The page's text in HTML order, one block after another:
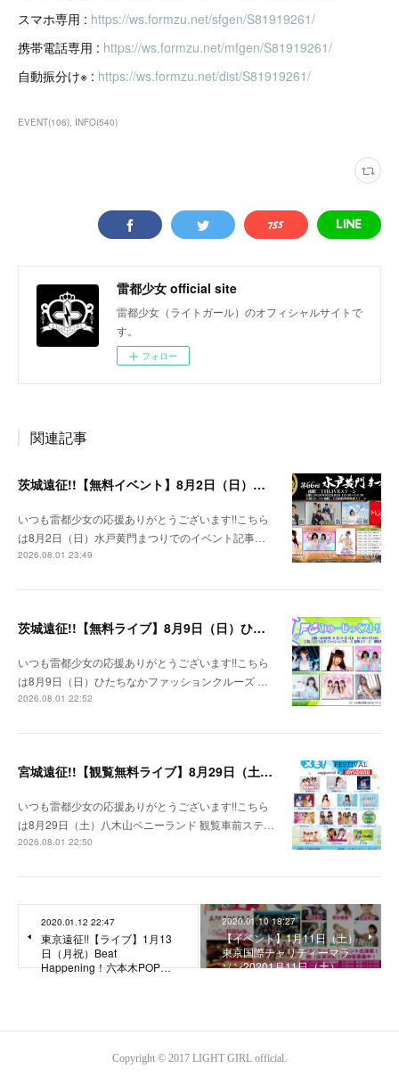
スマホ専用 : https://ws.formzu.net/sfgen/S81919261/
携帯電話専用 : https://ws.formzu.net/mfgen/S81919261/
自動振分け※ : https://ws.formzu.net/dist/S81919261/
EVENT(106) INFO(540)
雷都少女 official site
雷都少女（ライトガール）のオフィシャルサイトで
す。
フォロー
関連記事
茨城遠征!!【無料イベント】8月2日（日）水戸黄門まつり
いつも雷都少女の応援ありがとうございます!!こちら
は8月2日（日）水戸黄門まつりでのイベント記事…
2026.08.01 23:49
茨城遠征!!【無料ライブ】8月9日（日）ひたちなかファッションクルーズ 野外ステージ
いつも雷都少女の応援ありがとうございます!!こちら
は8月9日（日）ひたちなかファッションクルーズ …
2026.08.01 22:52
宮城遠征!!【観覧無料ライブ】8月29日（土）八木山ベニーランド
いつも雷都少女の応援ありがとうございます!!こちら
は8月29日（土）八木山ベニーランド 観覧車前ステ…
2026.08.01 22:50
2020.01.12 22:47
東京遠征!!【ライブ】1月13
日（月祝）Beat
Happening！六本木POP…
2020.01.10 18:27
【イベント】1月11日（土）
東京国際チャリティーマラ
ソン20201月11日（土）…
Copyright © 2017 LIGHT GIRL official.